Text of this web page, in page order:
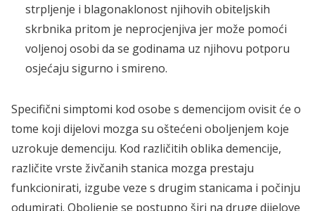
strpljenje i blagonaklonost njihovih obiteljskih
skrbnika pritom je neprocjenjiva jer može pomoći
voljenoj osobi da se godinama uz njihovu potporu
osjećaju sigurno i smireno.
Specifični simptomi kod osobe s demencijom ovisit će o
tome koji dijelovi mozga su oštećeni oboljenjem koje
uzrokuje demenciju. Kod različitih oblika demencije,
različite vrste živčanih stanica mozga prestaju
funkcionirati, izgube veze s drugim stanicama i počinju
odumirati. Oboljenje se postupno širi na druge dijelove